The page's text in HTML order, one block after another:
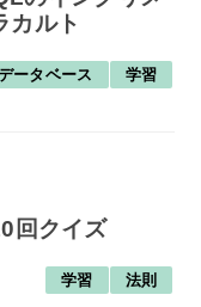
カルト
ータベース 学習
回クイズ
学習 法則